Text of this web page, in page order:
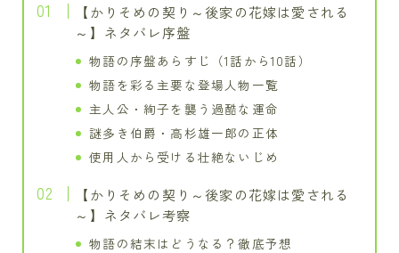
【かりそめの契り～後家の花嫁は愛される
～】ネタバレ序盤
物語の序盤あらすじ（1話から10話）
物語を彩る主要な登場人物一覧
主人公・絢子を襲う過酷な運命
謎多き伯爵・高杉雄一郎の正体
使用人から受ける壮絶ないじめ
【かりそめの契り～後家の花嫁は愛される
～】ネタバレ考察
物語の結末はどうなる？徹底予想